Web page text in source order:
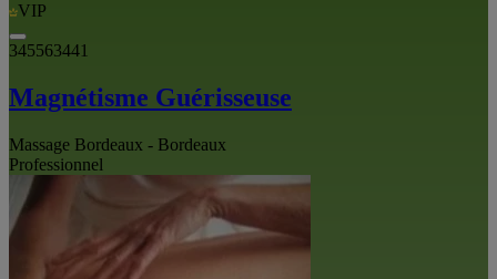
VIP
345563441
Magnétisme Guérisseuse
Massage Bordeaux - Bordeaux
Professionnel